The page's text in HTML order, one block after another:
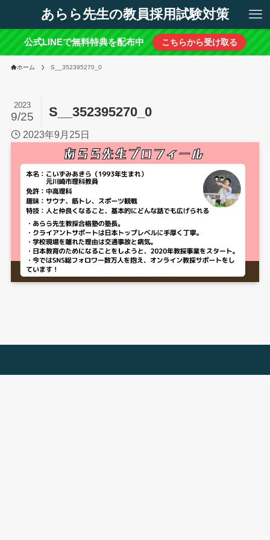
あらら先生の教員採用試験対策
公式LINEで無料特典を配布中 こちらから受け取る
ホーム S__352395270_0
S__352395270_0
2023
9/25
2023年9月25日